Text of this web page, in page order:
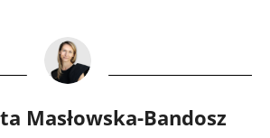
Masłowska-Bandosz